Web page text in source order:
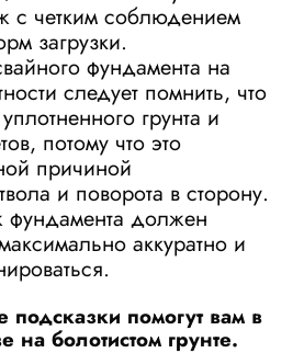
с четким соблюдением
загрузки.
фундамента на
следует помнить, что
грунта и
потому что это
причиной
и поворота в сторону.
фундамента должен
аккуратно и
помогут вам в
на болотистом грунте.